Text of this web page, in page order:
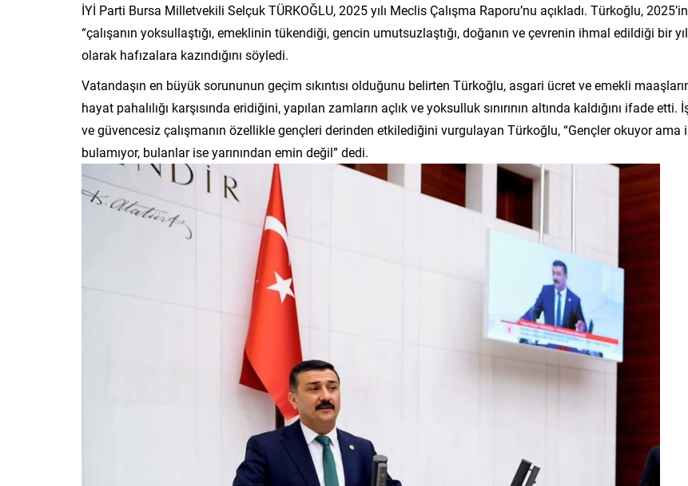
İYİ Parti Bursa Milletvekili Selçuk TÜRKOĞLU, 2025 yılı Meclis Çalışma Raporu’nu açıkladı. Türkoğlu, 2025’in
“çalışanın yoksullaştığı, emeklinin tükendiği, gencin umutsuzlaştığı, doğanın ve çevrenin ihmal edildiği bir
olarak hafızalara kazındığını söyledi.
Vatandaşın en büyük sorununun geçim sıkıntısı olduğunu belirten Türkoğlu, asgari ücret ve emekli
hayat pahalılığı karşısında eridiğini, yapılan zamların açlık ve yoksulluk sınırının altında kaldığını ifade etti.
ve güvencesiz çalışmanın özellikle gençleri derinden etkilediğini vurgulayan Türkoğlu, “Gençler okuyor ama
bulamıyor, bulanlar ise yarınından emin değil” dedi.